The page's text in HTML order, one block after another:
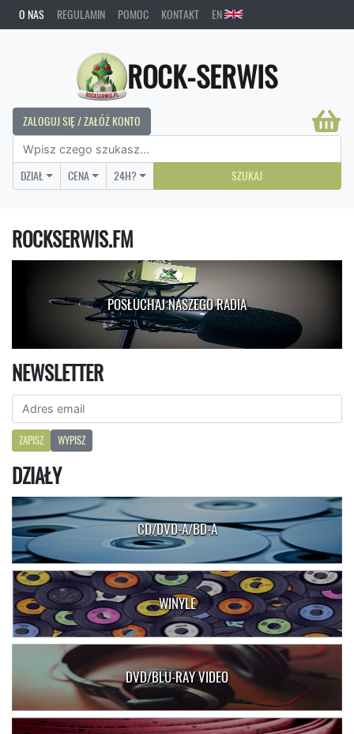
O NAS REGULAMIN POMOC KONTAKT EN
ROCK-SERWIS
ZALOGUJ SIĘ / ZAŁÓŻ KONTO
DZIAŁ CENA 24H? SZUKAJ
ROCKSERWIS.FM
POSŁUCHAJ NASZEGO RADIA
NEWSLETTER
ZAPISZ WYPISZ
DZIAŁY
CD/DVD-A/BD-A
WINYLE
DVD/BLU-RAY VIDEO